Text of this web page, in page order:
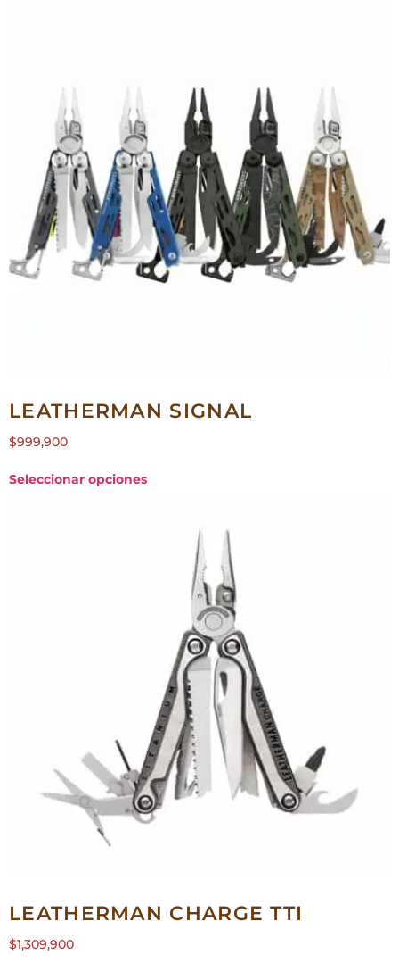
LEATHERMAN SIGNAL
$999,900
Seleccionar opciones
LEATHERMAN CHARGE TTI
$1,309,900